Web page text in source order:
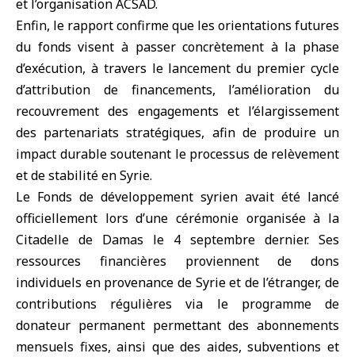
et l’organisation ACSAD.
Enfin, le rapport confirme que les orientations futures
du fonds visent à passer concrètement à la phase
d’exécution, à travers le lancement du premier cycle
d’attribution de financements, l’amélioration du
recouvrement des engagements et l’élargissement
des partenariats stratégiques, afin de produire un
impact durable soutenant le processus de relèvement
et de stabilité en Syrie.
Le Fonds de développement syrien avait été lancé
officiellement lors d’une cérémonie organisée à la
Citadelle de Damas le 4 septembre dernier. Ses
ressources financières proviennent de dons
individuels en provenance de Syrie et de l’étranger, de
contributions régulières via le programme de
donateur permanent permettant des abonnements
mensuels fixes, ainsi que des aides, subventions et